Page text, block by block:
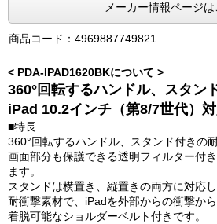
メーカー情報ページは
商品コード：4969887749821
< PDA-IPAD1620BKについて >
360°回転するハンドル、スタン
iPad 10.2インチ（第8/7世代）対
■特長
360°回転するハンドル、スタンド付きの
画面部分も保護できる透明フィルター付
ます。
スタンドは横置き、縦置きの両方に対応し
耐衝撃素材で、iPadを外部からの衝撃から
着脱可能なショルダーベルト付きです。